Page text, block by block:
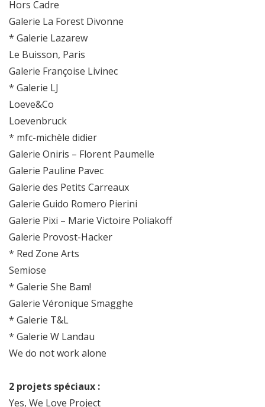
Hors Cadre
Galerie La Forest Divonne
* Galerie Lazarew
Le Buisson, Paris
Galerie Françoise Livinec
* Galerie LJ
Loeve&Co
Loevenbruck
* mfc-michèle didier
Galerie Oniris – Florent Paumelle
Galerie Pauline Pavec
Galerie des Petits Carreaux
Galerie Guido Romero Pierini
Galerie Pixi – Marie Victoire Poliakoff
Galerie Provost-Hacker
* Red Zone Arts
Semiose
* Galerie She Bam!
Galerie Véronique Smagghe
* Galerie T&L
* Galerie W Landau
We do not work alone
2 projets spéciaux :
Yes, We Love Project